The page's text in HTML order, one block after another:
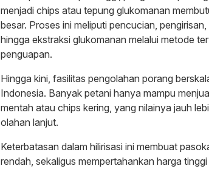
menjadi chips atau tepung glukomanan
besar. Proses ini meliputi pencucian,
hingga ekstraksi glukomanan melalui metode
penguapan.
Hingga kini, fasilitas pengolahan porang
Indonesia. Banyak petani hanya mampu
mentah atau chips kering, yang nilainya jauh
olahan lanjut.
Keterbatasan dalam hilirisasi ini membuat
rendah, sekaligus mempertahankan harga